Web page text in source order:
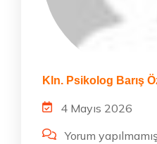
Kln. Psikolog Barış
4 Mayıs 2026
Yorum yapılmamış